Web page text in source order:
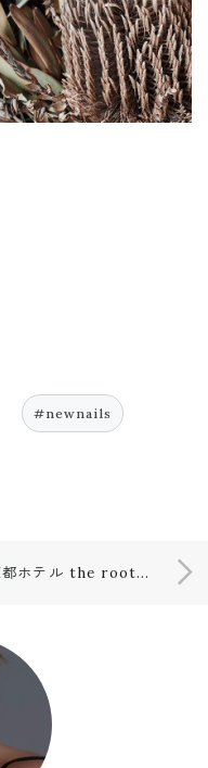
#newnails
京都ホテル the root2 hotel